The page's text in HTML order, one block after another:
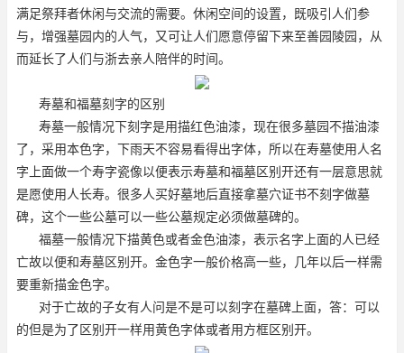
满足祭拜者休闲与交流的需要。休闲空间的设置，既吸引人们参
与，增强墓园内的人气，又可让人们愿意停留下来至善园陵园 ，从
而延长了人们与浙去亲人陪伴的时间。
寿墓和福墓刻字的区别
寿墓一般情况下刻字是用描红色油漆，现在很多墓园不描油漆
了，采用本色字，下雨天不容易看得出字体，所以在寿墓使用人名
字上面做一个寿字瓷像以便表示寿墓和福墓区别开还有一层意思就
是愿使用人长寿。很多人买好墓地后直接拿墓穴证书不刻字做墓
碑，这个一些公墓可以一些公墓规定必须做墓碑的。
福墓一般情况下描黄色或者金色油漆，表示名字上面的人已经
亡故以便和寿墓区别开。金色字一般价格高一些，几年以后一样需
要重新描金色字。
对于亡故的子女有人问是不是可以刻字在墓碑上面，答：可以
的但是为了区别开一样用黄色字体或者用方框区别开。